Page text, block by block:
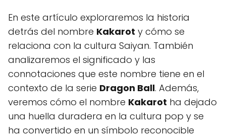
En este artículo exploraremos la historia
detrás del nombre Kakarot y cómo se
relaciona con la cultura Saiyan. También
analizaremos el significado y las
connotaciones que este nombre tiene en el
contexto de la serie Dragon Ball. Además,
veremos cómo el nombre Kakarot ha dejado
una huella duradera en la cultura pop y se
ha convertido en un símbolo reconocible